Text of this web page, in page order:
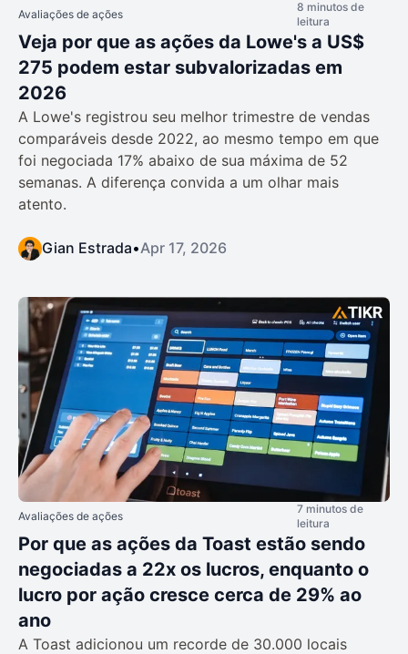
Avaliações de ações
8 minutos de
leitura
Veja por que as ações da Lowe's a US$
275 podem estar subvalorizadas em
2026
A Lowe's registrou seu melhor trimestre de vendas
comparáveis desde 2022, ao mesmo tempo em que
foi negociada 17% abaixo de sua máxima de 52
semanas. A diferença convida a um olhar mais
atento.
Gian Estrada•Apr 17, 2026
Avaliações de ações
7 minutos de
leitura
Por que as ações da Toast estão sendo
negociadas a 22x os lucros, enquanto o
lucro por ação cresce cerca de 29% ao
ano
A Toast adicionou um recorde de 30.000 locais